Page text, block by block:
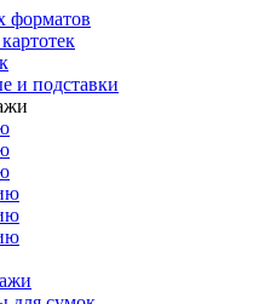
и подставки